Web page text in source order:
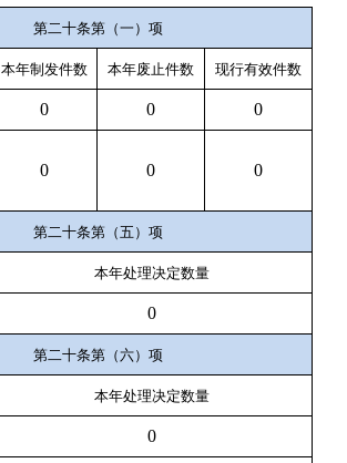
第二十条第（一）项
本年制 发件数 本年废止件数 现行有效件数
0 0 0
0 0 0
第二十条第（五）项
本年处理决定数量
0
第二十条第（六）项
本年处理决定数量
0